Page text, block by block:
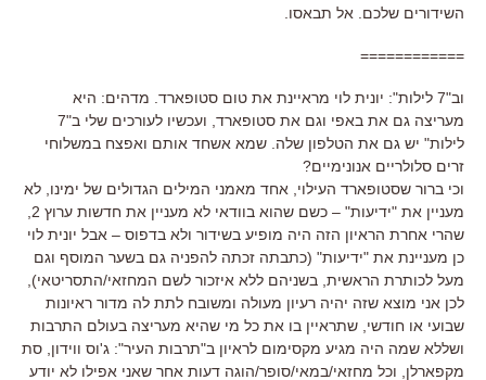
השידורים שלכם. אל תבאסו.
============
וב"7 לילות": יונית לוי מראיינת את טום סטופארד. מדהים: היא
מעריצה גם את באפי וגם את סטופארד, ועכשיו לעורכים שלי ב"7
לילות" יש גם את הטלפון שלה. שמא אשחד אותם ואפצח במשלוחי
זרים סלולריים אנונימיים?
וכי ברור שסטופארד העילוי, אחד מאמני המילים הגדולים של ימינו, לא
שהרי אחרת הראיון הזה היה מופיע בשידור ולא בדפוס – אבל יונית לוי
כן מעניינת את "ידיעות" (כתבתה זכתה להפניה גם בשער המוסף וגם
מעל לכותרת הראשית, בשניהם ללא איזכור לשם המחזאי/התסריטאי),
לכן אני מוצא שזה יהיה רעיון מעולה ומשובח לתת לה מדור ראיונות
שבועי או חודשי, שתראיין בו את כל מי שהיא מעריצה בעולם התרבות
ושללא שמה היה מגיע מקסימום לראיון ב"תרבות העיר": ג'וס ווידון, סת
מקפארלן, וכל מחזאי/במאי/סופר/הוגה דעות אחר שאני אפילו לא יודע